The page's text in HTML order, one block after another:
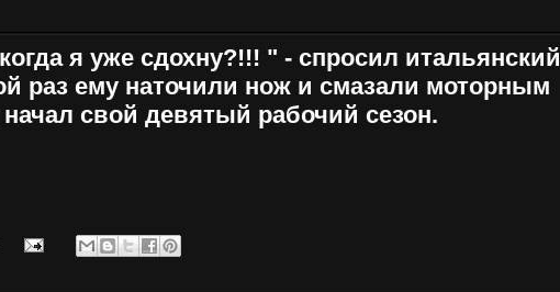
я уже сдохну?!!! " - спросил итальянский
раз ему наточили нож и смазали моторным
свой девятый рабочий сезон.